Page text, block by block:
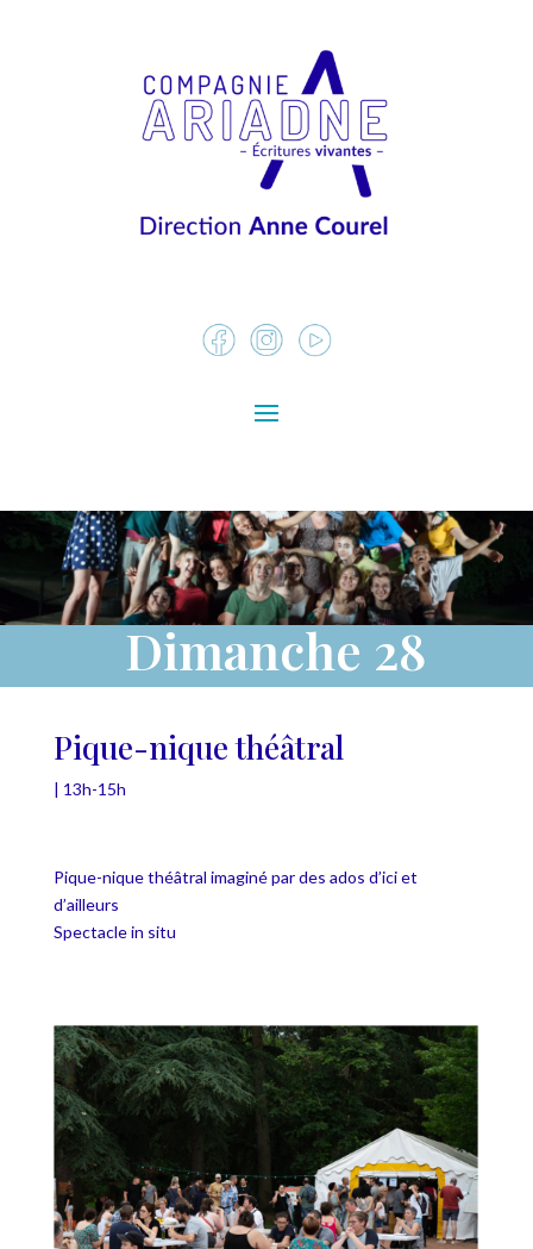
Dimanche 28
Pique-nique théâtral
| 13h-15h
Pique-nique théâtral imaginé par des ados d’ici et
d’ailleurs
Spectacle in situ